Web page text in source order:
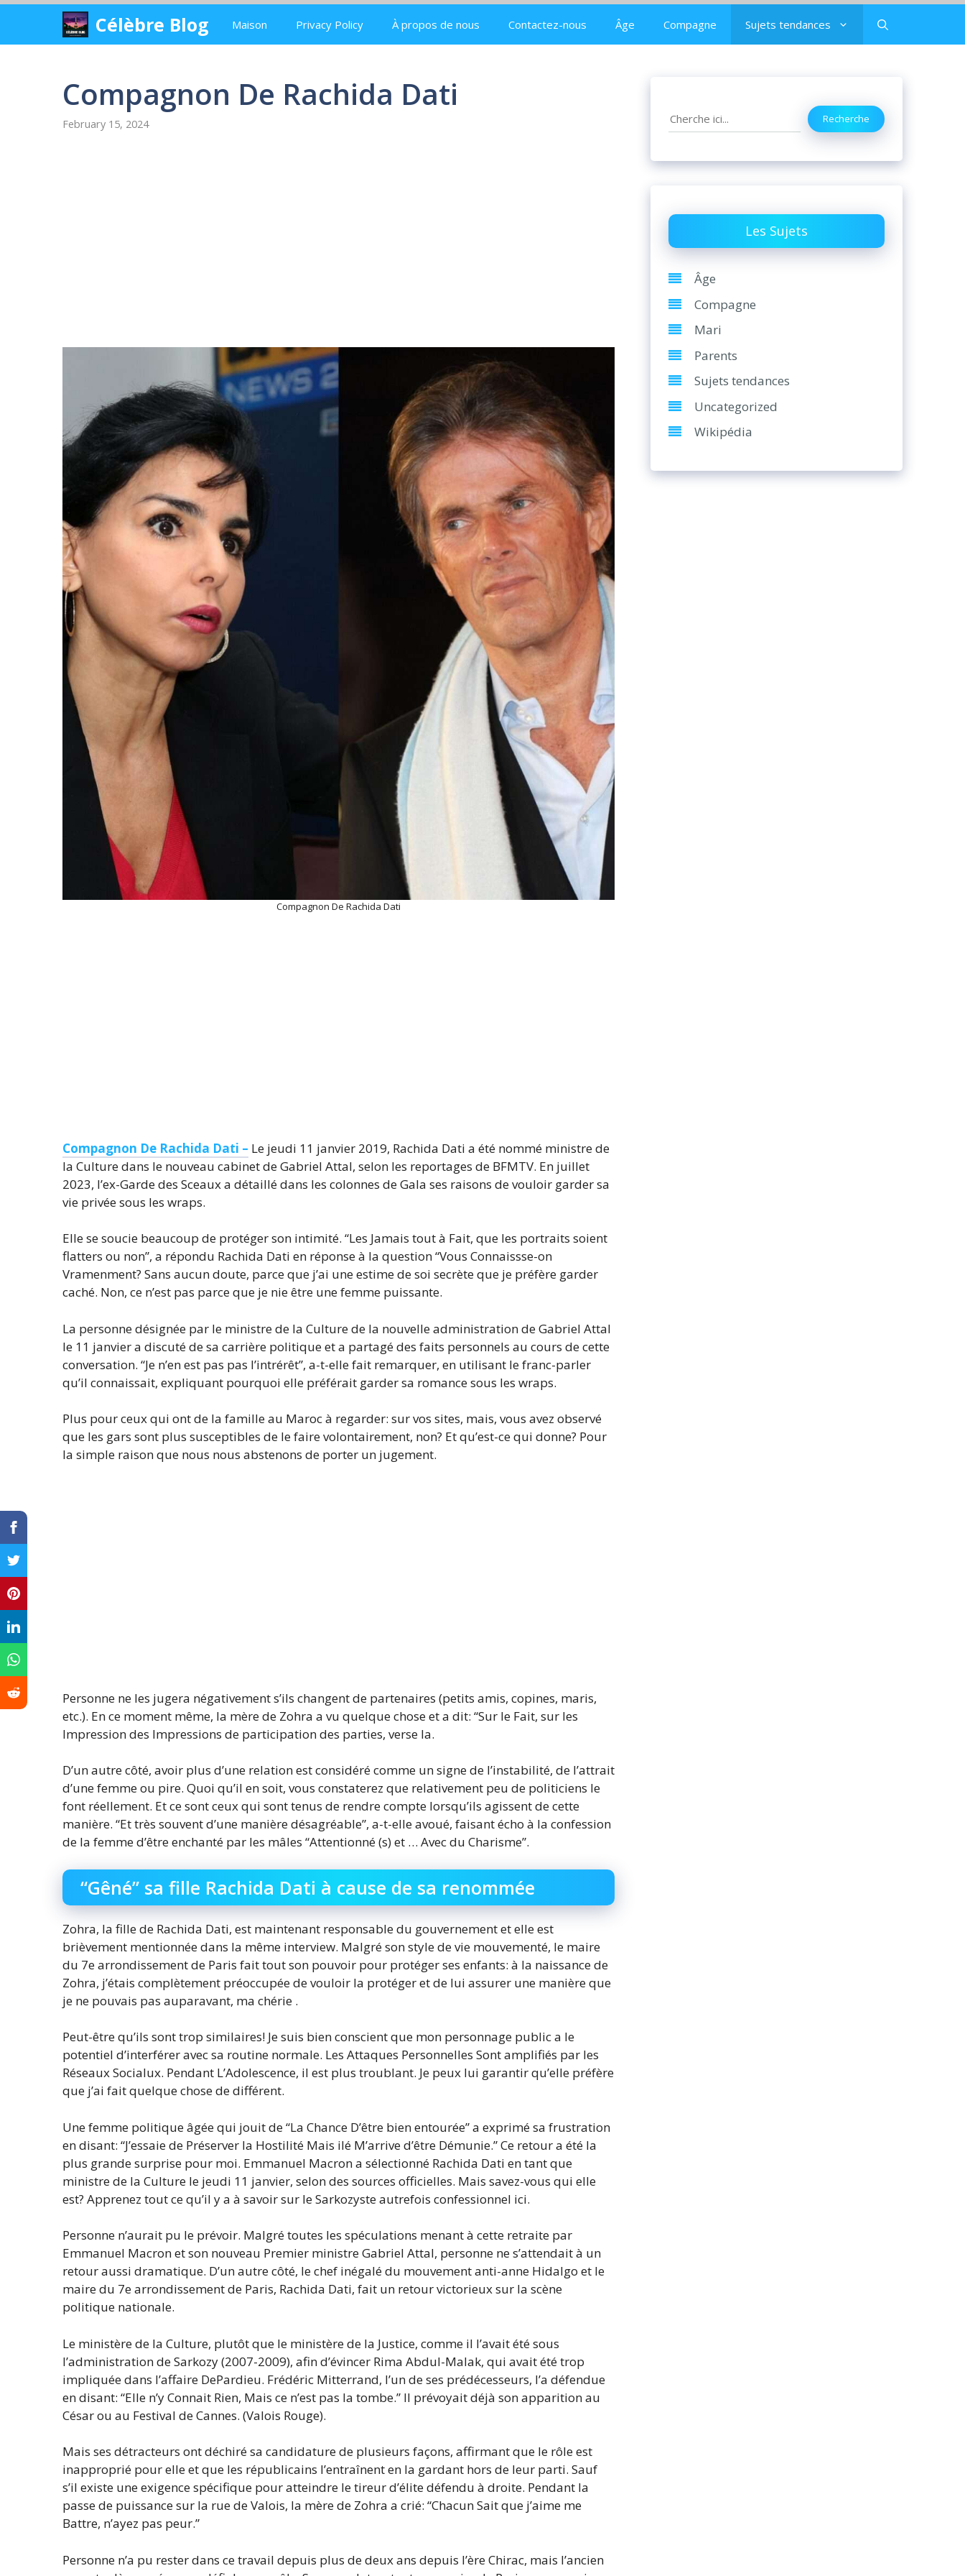
content
Célèbre Blog Maison Privacy Policy À propos de nous Contactez-nous Âge Compagne Sujets tendances
Compagnon De Rachida Dati
February 15, 2024
Compagnon De Rachida Dati
Compagnon De Rachida Dati – Le jeudi 11 janvier 2019, Rachida Dati a été nommé ministre de
la Culture dans le nouveau cabinet de Gabriel Attal, selon les reportages de BFMTV. En juillet
2023, l’ex-Garde des Sceaux a détaillé dans les colonnes de Gala ses raisons de vouloir garder sa
vie privée sous les wraps.
Elle se soucie beaucoup de protéger son intimité. “Les Jamais tout à Fait, que les portraits soient
flatters ou non”, a répondu Rachida Dati en réponse à la question “Vous Connaissse-on
Vramenment? Sans aucun doute, parce que j’ai une estime de soi secrète que je préfère garder
caché. Non, ce n’est pas parce que je nie être une femme puissante.
La personne désignée par le ministre de la Culture de la nouvelle administration de Gabriel Attal
le 11 janvier a discuté de sa carrière politique et a partagé des faits personnels au cours de cette
conversation. “Je n’en est pas pas l’intrérêt”, a-t-elle fait remarquer, en utilisant le franc-parler
qu’il connaissait, expliquant pourquoi elle préférait garder sa romance sous les wraps.
Plus pour ceux qui ont de la famille au Maroc à regarder: sur vos sites, mais, vous avez observé
que les gars sont plus susceptibles de le faire volontairement, non? Et qu’est-ce qui donne? Pour
la simple raison que nous nous abstenons de porter un jugement.
Personne ne les jugera négativement s’ils changent de partenaires (petits amis, copines, maris,
etc.). En ce moment même, la mère de Zohra a vu quelque chose et a dit: “Sur le Fait, sur les
Impression des Impressions de participation des parties, verse la.
D’un autre côté, avoir plus d’une relation est considéré comme un signe de l’instabilité, de l’attrait
d’une femme ou pire. Quoi qu’il en soit, vous constaterez que relativement peu de politiciens le
font réellement. Et ce sont ceux qui sont tenus de rendre compte lorsqu’ils agissent de cette
manière. “Et très souvent d’une manière désagréable”, a-t-elle avoué, faisant écho à la confession
de la femme d’être enchanté par les mâles “Attentionné (s) et … Avec du Charisme”.
“Gêné” sa fille Rachida Dati à cause de sa renommée
Zohra, la fille de Rachida Dati, est maintenant responsable du gouvernement et elle est
brièvement mentionnée dans la même interview. Malgré son style de vie mouvementé, le maire
du 7e arrondissement de Paris fait tout son pouvoir pour protéger ses enfants: à la naissance de
Zohra, j’étais complètement préoccupée de vouloir la protéger et de lui assurer une manière que
je ne pouvais pas auparavant, ma chérie .
Peut-être qu’ils sont trop similaires! Je suis bien conscient que mon personnage public a le
potentiel d’interférer avec sa routine normale. Les Attaques Personnelles Sont amplifiés par les
Réseaux Socialux. Pendant L’Adolescence, il est plus troublant. Je peux lui garantir qu’elle préfère
que j’ai fait quelque chose de différent.
Une femme politique âgée qui jouit de “La Chance D’être bien entourée” a exprimé sa frustration
en disant: “J’essaie de Préserver la Hostilité Mais ilé M’arrive d’être Démunie.” Ce retour a été la
plus grande surprise pour moi. Emmanuel Macron a sélectionné Rachida Dati en tant que
ministre de la Culture le jeudi 11 janvier, selon des sources officielles. Mais savez-vous qui elle
est? Apprenez tout ce qu’il y a à savoir sur le Sarkozyste autrefois confessionnel ici.
Personne n’aurait pu le prévoir. Malgré toutes les spéculations menant à cette retraite par
Emmanuel Macron et son nouveau Premier ministre Gabriel Attal, personne ne s’attendait à un
retour aussi dramatique. D’un autre côté, le chef inégalé du mouvement anti-anne Hidalgo et le
maire du 7e arrondissement de Paris, Rachida Dati, fait un retour victorieux sur la scène
politique nationale.
Le ministère de la Culture, plutôt que le ministère de la Justice, comme il l’avait été sous
l’administration de Sarkozy (2007-2009), afin d’évincer Rima Abdul-Malak, qui avait été trop
impliquée dans l’affaire DePardieu. Frédéric Mitterrand, l’un de ses prédécesseurs, l’a défendue
en disant: “Elle n’y Connait Rien, Mais ce n’est pas la tombe.” Il prévoyait déjà son apparition au
César ou au Festival de Cannes. (Valois Rouge).
Mais ses détracteurs ont déchiré sa candidature de plusieurs façons, affirmant que le rôle est
inapproprié pour elle et que les républicains l’entraînent en la gardant hors de leur parti. Sauf
s’il existe une exigence spécifique pour atteindre le tireur d’élite défendu à droite. Pendant la
passe de puissance sur la rue de Valois, la mère de Zohra a crié: “Chacun Sait que j’aime me
Battre, n’ayez pas peur.”
Personne n’a pu rester dans ce travail depuis plus de deux ans depuis l’ère Chirac, mais l’ancien
Search Recherche
Les Sujets
Âge
Compagne
Mari
Parents
Sujets tendances
Uncategorized
Wikipédia